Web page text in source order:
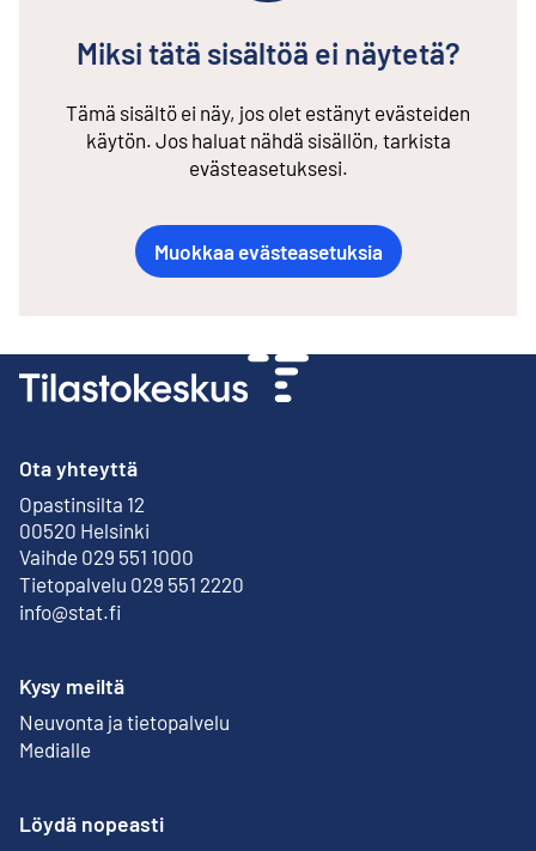
Miksi tätä sisältöä ei näytetä?
Tämä sisältö ei näy, jos olet estänyt evästeiden
käytön. Jos haluat nähdä sisällön, tarkista
evästeasetuksesi.
Muokkaa evästeasetuksia
Ota yhteyttä
Opastinsilta 12
00520 Helsinki
Ulkoinen linkki
Vaihde 029 551 1000
Tietopalvelu 029 551 2220
info@stat.fi
Kysy meiltä
Neuvonta ja tietopalvelu
Medialle
Löydä nopeasti